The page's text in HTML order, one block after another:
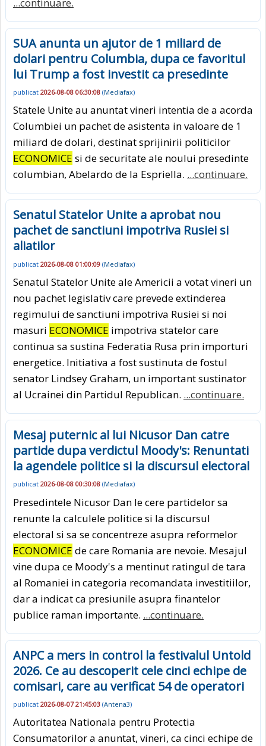
SUA anunta un ajutor de 1 miliard de
dolari pentru Columbia, dupa ce favoritul
lui Trump a fost investit ca presedinte
publicat 2026-08-08 06:30:08 (Mediafax)
Statele Unite au anuntat vineri intentia de a acorda
Columbiei un pachet de asistenta in valoare de 1
miliard de dolari, destinat sprijinirii politicilor
ECONOMICE si de securitate ale noului presedinte
columbian, Abelardo de la Espriella. ...continuare.
Senatul Statelor Unite a aprobat nou
pachet de sanctiuni impotriva Rusiei si
aliatilor
publicat 2026-08-08 01:00:09 (Mediafax)
Senatul Statelor Unite ale Americii a votat vineri un
nou pachet legislativ care prevede extinderea
regimului de sanctiuni impotriva Rusiei si noi
masuri ECONOMICE impotriva statelor care
continua sa sustina Federatia Rusa prin importuri
energetice. Initiativa a fost sustinuta de fostul
senator Lindsey Graham, un important sustinator
al Ucrainei din Partidul Republican. ...continuare.
Mesaj puternic al lui Nicusor Dan catre
partide dupa verdictul Moody's: Renuntati
la agendele politice si la discursul electoral
publicat 2026-08-08 00:30:08 (Mediafax)
Presedintele Nicusor Dan le cere partidelor sa
renunte la calculele politice si la discursul
electoral si sa se concentreze asupra reformelor
ECONOMICE de care Romania are nevoie. Mesajul
vine dupa ce Moody's a mentinut ratingul de tara
al Romaniei in categoria recomandata investitiilor,
dar a indicat ca presiunile asupra finantelor
publice raman importante. ...continuare.
ANPC a mers in control la festivalul Untold
2026. Ce au descoperit cele cinci echipe de
comisari, care au verificat 54 de operatori
publicat 2026-08-07 21:45:03 (Antena3)
Autoritatea Nationala pentru Protectia
Consumatorilor a anuntat, vineri, ca cinci echipe de